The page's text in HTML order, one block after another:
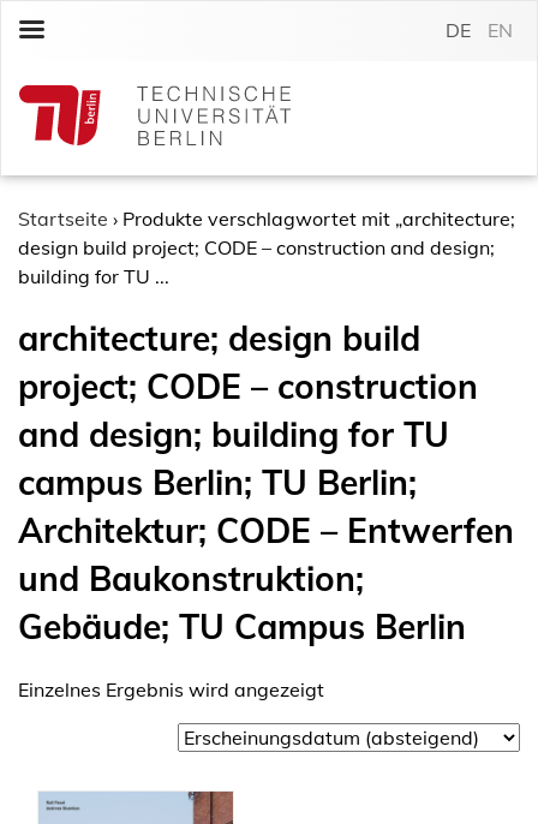
c
DE EN
Startseite › Produkte verschlagwortet mit „architecture;
design build project; CODE – construction and design;
building for TU ...
architecture; design build
project; CODE – construction
and design; building for TU
campus Berlin; TU Berlin;
Architektur; CODE – Entwerfen
und Baukonstruktion;
Gebäude; TU Campus Berlin
Einzelnes Ergebnis wird angezeigt